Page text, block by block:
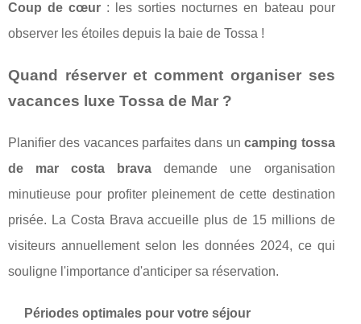
Coup de cœur : les sorties nocturnes en bateau pour
observer les étoiles depuis la baie de Tossa !
Quand réserver et comment organiser ses
vacances luxe Tossa de Mar ?
Planifier des vacances parfaites dans uncamping tossa
de mar costa brava demande une organisation
minutieuse pour profiter pleinement de cette destination
prisée. La Costa Brava accueille plus de 15 millions de
visiteurs annuellement selon les données 2024, ce qui
souligne l'importance d'anticiper sa réservation.
Périodes optimales pour votre séjour